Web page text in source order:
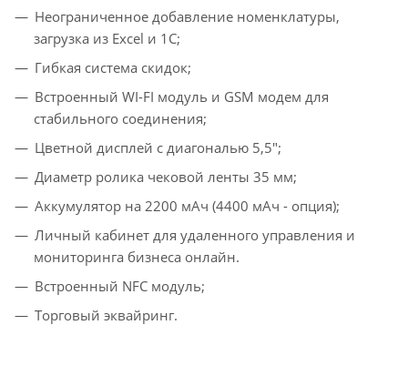
Неограниченное добавление номенклатуры,
загрузка из Excel и 1C;
Гибкая система скидок;
Встроенный WI-FI модуль и GSM модем для
стабильного соединения;
Цветной дисплей с диагональю 5,5";
Диаметр ролика чековой ленты 35 мм;
Аккумулятор на 2200 мАч (4400 мАч - опция);
Личный кабинет для удаленного управления и
мониторинга бизнеса онлайн.
Встроенный NFC модуль;
Торговый эквайринг.